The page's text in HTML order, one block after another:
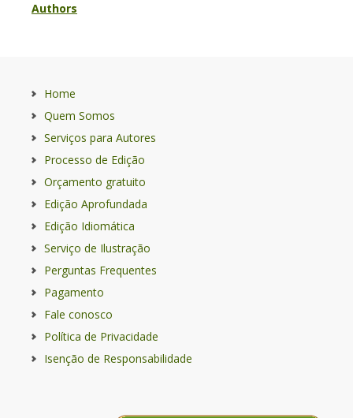
Authors
Home
Quem Somos
Serviços para Autores
Processo de Edição
Orçamento gratuito
Edição Aprofundada
Edição Idiomática
Serviço de Ilustração
Perguntas Frequentes
Pagamento
Fale conosco
Política de Privacidade
Isenção de Responsabilidade